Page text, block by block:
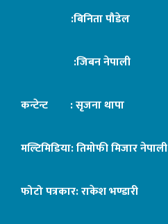
:बिनिता पौडेल
:जिबन नेपाली
कन्टेन्ट : सृजना थापा
मल्टिमिडिया: तिमोफी मिजार नेपाली
फोटो पत्रकार: राकेश भण्डारी